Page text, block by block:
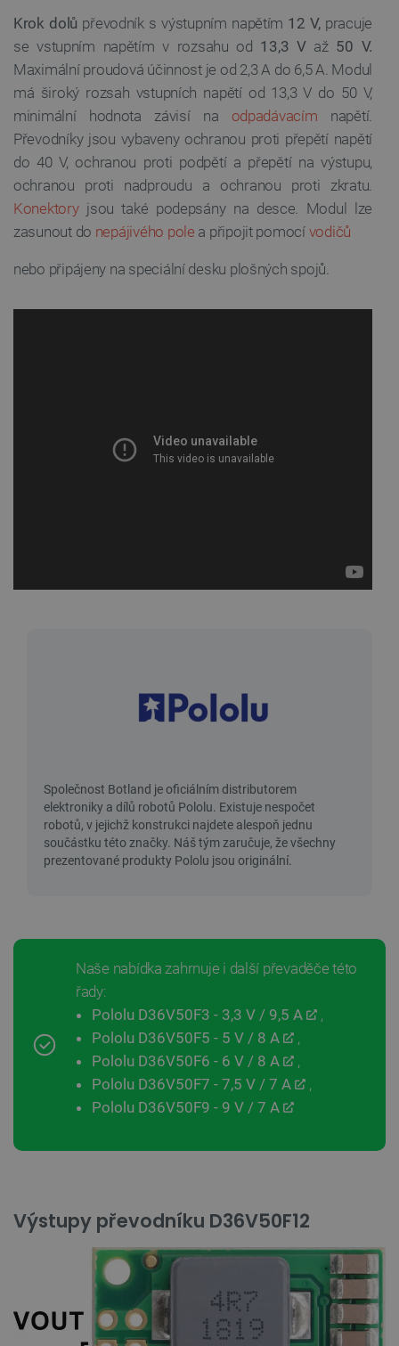
Krok dolů převodník s výstupním napětím 12 V,pracuje
se vstupním napětím v rozsahu od 13,3 Važ 50 V.
Maximální proudová účinnostje od 2,3 A do 6,5 A. Modul
má široký rozsah vstupních napětí od 13,3 V do 50 V,
minimální hodnota závisí na odpadávacím napětí.
Převodníky jsou vybaveny ochranou proti přepětí napětí
do 40 V, ochranou proti podpětí a přepětí na výstupu,
ochranou proti nadproudu a ochranou proti zkratu.
Konektoryjsou také podepsány na desce. Modul lze
zasunout do nepájivého pole a připojit pomocí vodičů
nebo připájeny na speciální desku plošných spojů.
Naše nabídka zahrnuje i další převaděče této
řady:
Pololu D36V50F3 - 3,3 V / 9,5 A
,
Pololu D36V50F5 - 5 V / 8 A
,
Pololu D36V50F6 - 6 V / 8 A
,
Pololu D36V50F7 - 7,5 V / 7 A
,
Pololu D36V50F9 - 9 V / 7 A
Výstupy převodníku D36V50F12